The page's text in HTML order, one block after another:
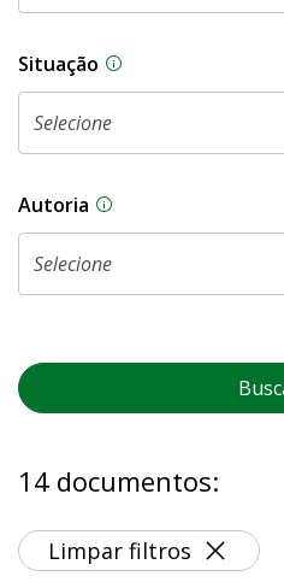
Situação Na CLDF, as
Autoria As proposições
14 documentos:
Limpar filtros